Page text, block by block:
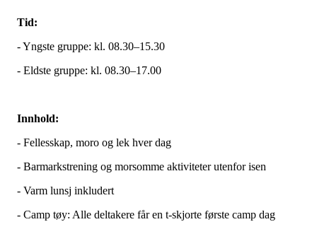
Tid:
- Yngste gruppe: kl. 08.30–15.30
- Eldste gruppe: kl. 08.30–17.00
Innhold:
- Fellesskap, moro og lek hver dag
- Barmarkstrening og morsomme aktiviteter utenfor isen
- Varm lunsj inkludert
- Camp tøy: Alle deltakere får en t-skjorte første camp dag